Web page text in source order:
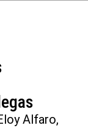
Alfaro,